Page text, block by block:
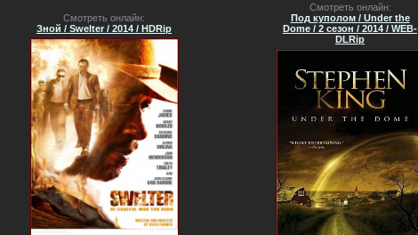
Смотреть онлайн:
Зной / Swelter / 2014 / HDRip
Смотреть онлайн:
Под куполом / Under the
Dome / 2 сезон / 2014 / WEB-
DLRip